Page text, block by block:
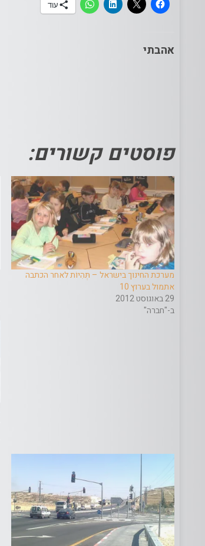
עוד
אהבתי
פוסטים קשורים:
מערכת החינוך בישראל – תְּהִיוֹת לאחר הכתבה
אתמול בערוץ 10
29 באוגוסט 2012
ב-"חברה"